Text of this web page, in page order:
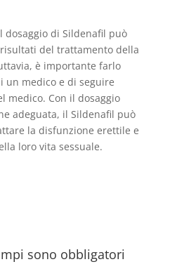
dosaggio di Sildenafil può
del trattamento della
è importante farlo
un medico e di seguire
medico. Con il dosaggio
adeguata, il Sildenafil può
la disfunzione erettile e
loro vita sessuale.
sono obbligatori